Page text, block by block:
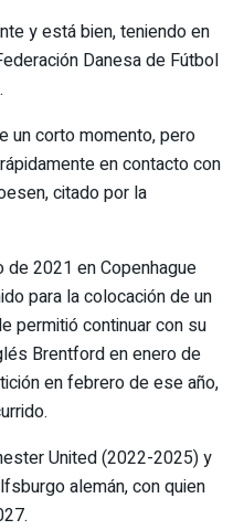
y está bien, teniendo en
Danesa de Fútbol
un corto momento, pero
en contacto con
citado por la
de 2021 en Copenhague
para la colocación de un
permitió continuar con su
Brentford en enero de
en febrero de ese año,
United (2022-2025) y
alemán, con quien